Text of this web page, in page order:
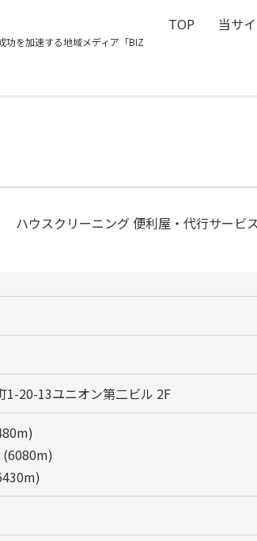
功を加速する地域メディア「BIZ
TOP 当サ
ハウスクリーニング 便利屋・代行サービ
1-20-13ユニオン第二ビル 2F
(6080m)